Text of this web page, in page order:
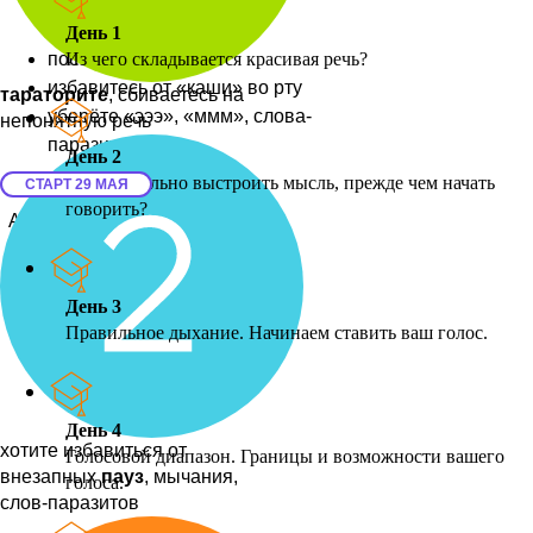
поставите дыхание
избавитесь от «каши» во рту
уберёте «эээ», «ммм», слова-
паразиты
СТАРТ 29 МАЯ
Андрей Градский,
спикер курса
тараторите, сбиваетесь на
непонятную речь
хотите избавиться от
внезапныхпауз, мычания,
слов-паразитов
День 1
Из чего складывается красивая речь?
День 2
Как правильно выстроить мысль, прежде чем начать
говорить?
День 3
Правильное дыхание. Начинаем ставить ваш голос.
День 4
Голосовой диапазон. Границы и возможности вашего
голоса.